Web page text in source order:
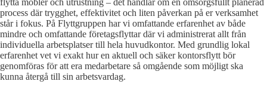
flytta möbler och utrustning – det handlar om en omsorgsfullt planerad
process där trygghet, effektivitet och liten påverkan på er verksamhet
står i fokus. På Flyttgruppen har vi omfattande erfarenhet av både
mindre och omfattande företagsflyttar där vi administrerat allt från
individuella arbetsplatser till hela huvudkontor. Med grundlig lokal
erfarenhet vet vi exakt hur en aktuell och säker kontorsflytt bör
genomföras för att era medarbetare så omgående som möjligt ska
kunna återgå till sin arbetsvardag.